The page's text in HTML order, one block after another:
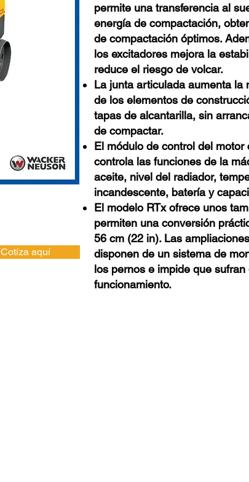
Cotíza aquí
permite una transferencia al
energía de compactación,
de compactación óptimos.
los excitadores mejora la
reduce el riesgo de volcar.
La junta articulada aumenta la
de los elementos de
tapas de alcantarilla, sin
de compactar.
El módulo de control del motor
controla las funciones de la
aceite, nivel del radiador,
incandescente, batería y
El modelo RTx ofrece unos
permiten una conversión
56 cm (22 in). Las
disponen de un sistema de
los pernos e impide que
funcionamiento.